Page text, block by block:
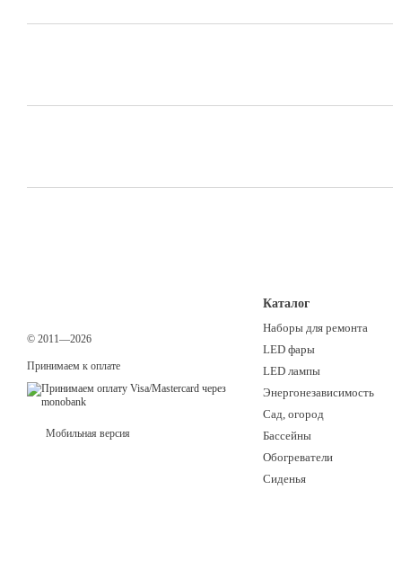
© 2011—2026
Принимаем к оплате
Мобильная версия
Каталог
Наборы для ремонта
LED фары
LED лампы
Энергонезависимость
Сад, огород
Бассейны
Обогреватели
Сиденья